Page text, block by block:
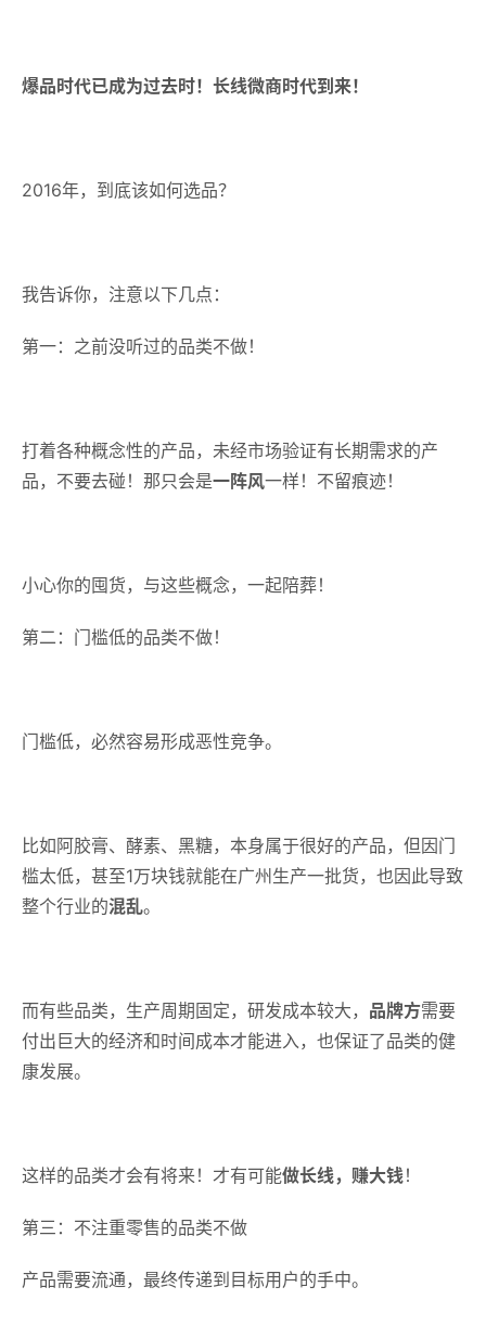
爆品时代已成为过去时！长线微商时代到来！
2016年，到底该如何选品？
我告诉你，注意以下几点：
第一：之前没听过的品类不做！
打着各种概念性的产品，未经市场验证有长期需求的产
品，不要去碰！那只会是一阵风一样！不留痕迹！
小心你的囤货，与这些概念，一起陪葬！
第二：门槛低的品类不做！
门槛低，必然容易形成恶性竞争。
比如阿胶膏、酵素、黑糖，本身属于很好的产品，但因门
槛太低，甚至1万块钱就能在广州生产一批货，也因此导致
整个行业的混乱。
而有些品类，生产周期固定，研发成本较大， 品牌方需要
付出巨大的经济和时间成本才能进入，也保证了品类的健
康发展。
这样的品类才会有将来！才有可能做长线，赚大钱！
第三：不注重零售的品类不做
产品需要流通，最终传递到目标用户的手中。